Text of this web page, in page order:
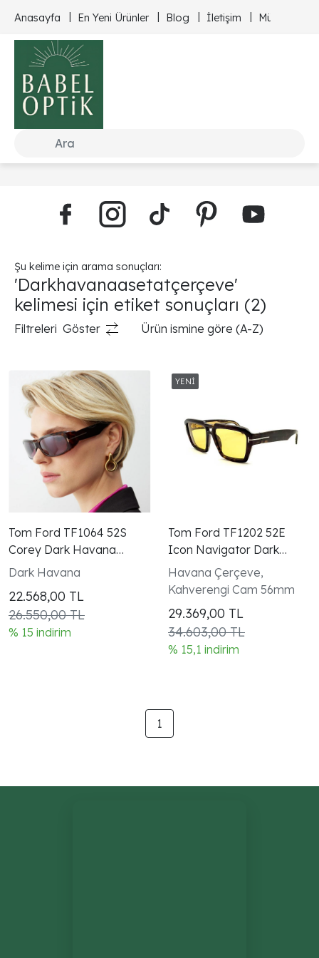
Anasayfa En Yeni Ürünler Blog İletişim Müşteri
Şu kelime için arama sonuçları:
'Darkhavanaasetatçerçeve'
kelimesi için etiket sonuçları (2)
Filtreleri Göster Ürün ismine göre (A-Z)
Tom Ford TF1064 52S
Corey Dark Havana
Bordo Kadın Güneş
Dark Havana
22.568,00 TL
26.550,00 TL
% 15 indirim
Tom Ford TF1202 52E
Icon Navigator Dark
Havana Kahverengi
Unisex Güneş Gözlüğü
Havana Çerçeve,
Kahverengi Cam 56mm
29.369,00 TL
34.603,00 TL
% 15,1 indirim
1